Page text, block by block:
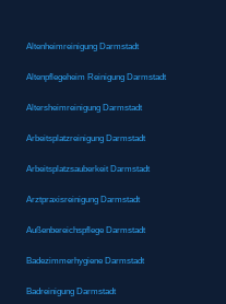
Altenheimreinigung Darmstadt
Altenpflegeheim Reinigung Darmstadt
Altersheimreinigung Darmstadt
Arbeitsplatzreinigung Darmstadt
Arbeitsplatzsauberkeit Darmstadt
Arztpraxisreinigung Darmstadt
Außenbereichspflege Darmstadt
Badezimmerhygiene Darmstadt
Badreinigung Darmstadt